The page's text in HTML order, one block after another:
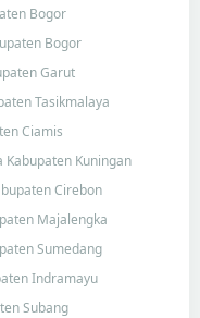
Bogor
Bogor
Garut
Tasikmalaya
Ciamis
Kabupaten Kuningan
Cirebon
Majalengka
Sumedang
Indramayu
Subang